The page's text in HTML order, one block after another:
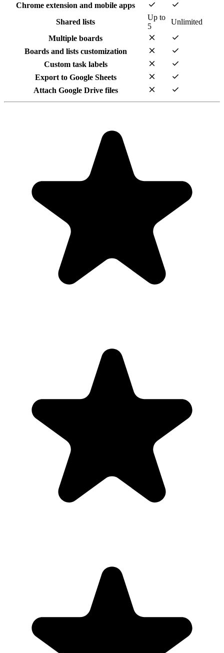
Chrome extension and mobile apps check check
Shared lists
Up to
5
Unlimited
Multiple boards
close check
Boards and lists customization close check
Custom task labels close check
Export to Google Sheets close check
Attach Google Drive files close check
"Always have 101 things to do and this helps me organize and
prioritize like no other app can. It syncs to my phone and laptop, and
when I add dates to tasks, they automatically integrate into my
Google Calendar, which is immensely convenient. I can look at my
daily, weekly, and monthly overview in Google Calendar and
clearly see how much I was able to accomplish! Great tool indeed.
Excited to see how it will evolve over time."